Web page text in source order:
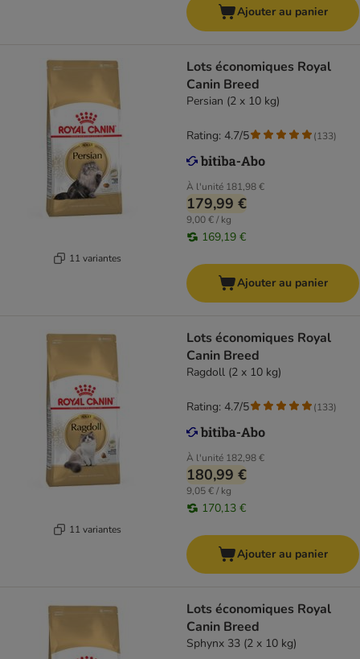
Ajouter au panier
11 variantes
Lots économiques Royal
Canin Breed
Persian (2 x 10 kg)
À l'unité 181,98 €
179,99 €
9,00 € / kg
169,19 €
Rating: 4.7/5 (133)
Ajouter au panier
11 variantes
Lots économiques Royal
Canin Breed
Ragdoll (2 x 10 kg)
À l'unité 182,98 €
180,99 €
9,05 € / kg
170,13 €
Rating: 4.7/5 (133)
Ajouter au panier
Lots économiques Royal
Canin Breed
Sphynx 33 (2 x 10 kg)